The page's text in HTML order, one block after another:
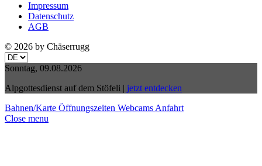
Impressum
Datenschutz
AGB
© 2026 by Chäserrugg
Sonntag, 09.08.2026
Alpgottesdienst auf dem Stöfeli | jetzt entdecken
Bahnen/Karte Öffnungszeiten Webcams Anfahrt
Close menu